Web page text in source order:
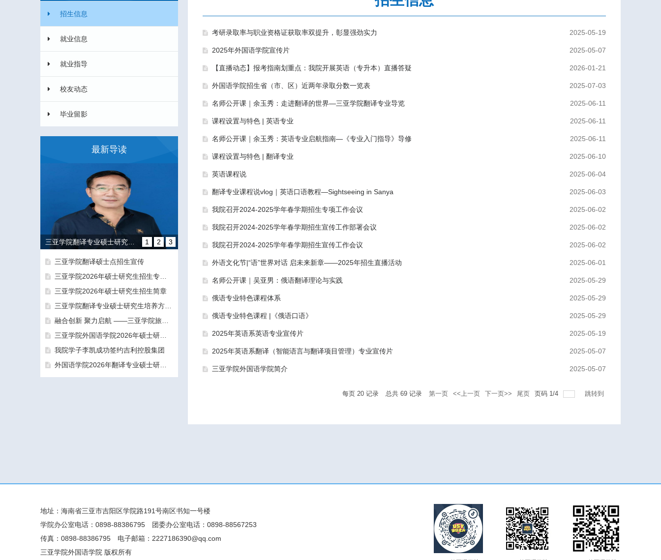
招生信息
就业信息
就业指导
校友动态
毕业留影
最新导读
1 2 3
三亚学院翻译硕士点招生宣传
三亚学院2026年硕士研究生招生专业目录及参考书目
三亚学院2026年硕士研究生招生简章
三亚学院翻译专业硕士研究生培养方向和导师团队介绍
融合创新 聚力启航 ——三亚学院旅游与大健康学院正式揭牌成立
三亚学院外国语学院2026年硕士研究生拟录取名单公示公告（一志愿）
我院学子李凯成功签约吉利控股集团
外国语学院2026年翻译专业硕士研究生（MTI）一志愿考生面试工作圆满结束
考研录取率与职业资格证获取率双提升，彰显强劲实力 2025-05-19
2025年外国语学院宣传片 2025-05-07
【直播动态】报考指南划重点：我院开展英语（专升本）直播答疑 2026-01-21
外国语学院招生省（市、区）近两年录取分数一览表 2025-07-03
名师公开课｜余玉秀：走进翻译的世界—三亚学院翻译专业导览 2025-06-11
课程设置与特色 | 英语专业 2025-06-11
名师公开课｜余玉秀：英语专业启航指南—《专业入门指导》导修 2025-06-11
课程设置与特色 | 翻译专业 2025-06-10
英语课程说 2025-06-04
翻译专业课程说vlog｜英语口语教程—Sightseeing in Sanya 2025-06-03
我院召开2024-2025学年春学期招生专项工作会议 2025-06-02
我院召开2024-2025学年春学期招生宣传工作部署会议 2025-06-02
我院召开2024-2025学年春学期招生宣传工作会议 2025-06-02
外语文化节|“语”世界对话 启未来新章——2025年招生直播活动 2025-06-01
名师公开课｜吴亚男：俄语翻译理论与实践 2025-05-29
俄语专业特色课程体系 2025-05-29
俄语专业特色课程 |《俄语口语》 2025-05-29
2025年英语系英语专业宣传片 2025-05-19
2025年英语系翻译（智能语言与翻译项目管理）专业宣传片 2025-05-07
三亚学院外国语学院简介 2025-05-07
每页 20 记录 总共 69 记录 第一页 <<上一页 下一页>> 尾页 页码 1/4 跳转到
地址：海南省三亚市吉阳区学院路191号南区书知一号楼
学院办公室电话：0898-88386795
团委办公室电话：0898-88567253
传真：0898-88386795
电子邮箱：2227186390@qq.com
三亚学院外国语学院 版权所有